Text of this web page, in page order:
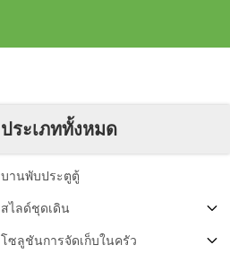
ประเภททั้งหมด
บานพับประตูตู้
สไลด์ชุดเดิน
โซลูชันการจัดเก็บในครัว